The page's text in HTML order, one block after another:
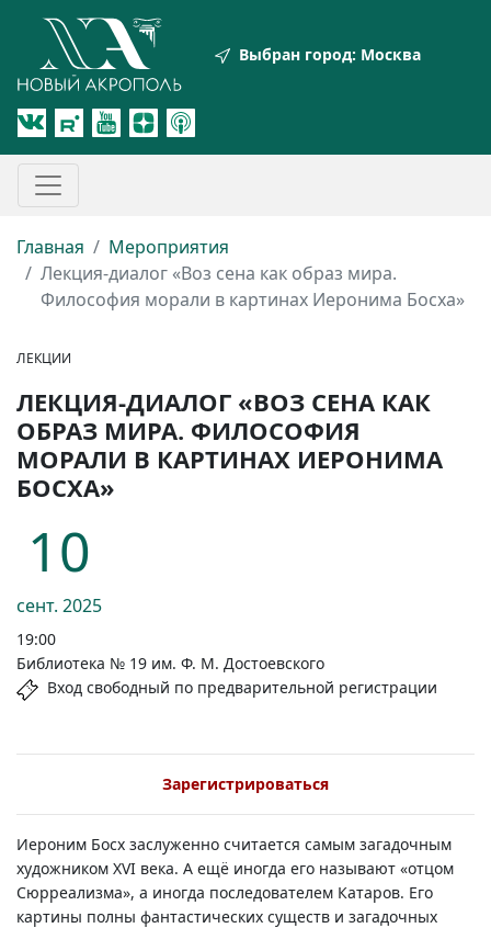
Выбран город: Москва
Главная
Мероприятия
Лекция-диалог «Воз сена как образ мира.
Философия морали в картинах Иеронима Босха»
ЛЕКЦИИ
ЛЕКЦИЯ-ДИАЛОГ «ВОЗ СЕНА КАК
ОБРАЗ МИРА. ФИЛОСОФИЯ
МОРАЛИ В КАРТИНАХ ИЕРОНИМА
БОСХА»
10
сент. 2025
19:00
Библиотека № 19 им. Ф. М. Достоевского
Вход свободный по предварительной регистрации
Зарегистрироваться
Иероним Босх заслуженно считается самым загадочным
художником XVI века. А ещё иногда его называют «отцом
Сюрреализма», а иногда последователем Катаров. Его
картины полны фантастических существ и загадочных